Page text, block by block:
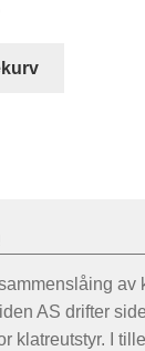
av
AS drifter
klatreutstyr. I